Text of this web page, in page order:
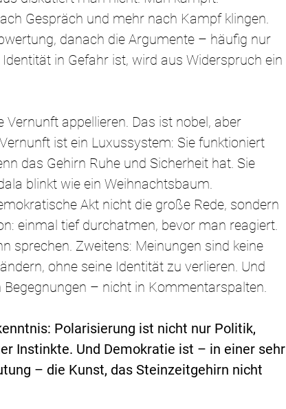
Gespräch und mehr nach Kampf klingen.
danach die Argumente – häufig nur
in Gefahr ist, wird aus Widerspruch ein
appellieren. Das ist nobel, aber
ist ein Luxussystem: Sie funktioniert
das Gehirn Ruhe und Sicherheit hat. Sie
blinkt wie ein Weihnachtsbaum.
Akt nicht die große Rede, sondern
einmal tief durchatmen, bevor man reagiert.
sprechen. Zweitens: Meinungen sind keine
ohne seine Identität zu verlieren. Und
– nicht in Kommentarspalten.
Polarisierung ist nicht nur Politik,
Instinkte. Und Demokratie ist – in einer sehr
– die Kunst, das Steinzeitgehirn nicht